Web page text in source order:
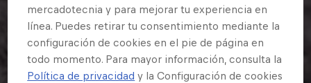
mercadotecnia y para mejorar tu experiencia en
línea. Puedes retirar tu consentimiento mediante la
configuración de cookies en el pie de página en
todo momento. Para mayor información, consulta la
Política de privacidad y la Configuración de cookies